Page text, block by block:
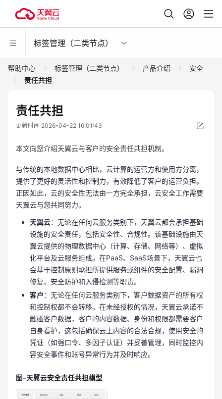
标签管理（二类节点）
帮助中心 标签管理（二类节点） 产品介绍
安全
责任共担
责任共担
更新时间 2026-04-22 16:01:43
本文向您介绍天翼云与客户的安全责任共担机制。
与传统的本地数据中心相比，云计算的运营方和使用方分离，
提供了更好的灵活性和控制力，有效降低了客户的运营负担。
正因如此，云的安全性无法由一方完全承担，云安全工作需要
天翼云与您共同努力。
天翼云：无论在任何云服务类别下，天翼云都会承担基础
设施的安全责任，包括安全性、合规性。该基础设施由天
翼云提供的物理数据中心（计算、存储、网络等）、虚拟
化平台及云服务组成。在PaaS、SaaS场景下，天翼云也
会基于控制原则承担所提供服务或组件的安全配置、漏洞
修复、安全防护和入侵检测等职责。
客户：无论在任何云服务类别下，客户数据资产的所有权
和控制权都不会转移。在未经授权的情况，天翼云承诺不
触碰客户数据，客户的内容数据、身份和权限都需要客户
自身看护，这包括确保云上内容的合法合规，使用安全的
凭证（如强口令、多因子认证）并妥善管理，同时监控内
容安全事件和账号异常行为并及时响应。
图-天翼云安全责任共担模型